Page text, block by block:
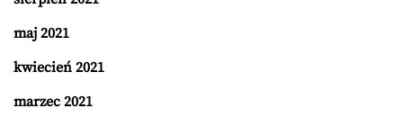
maj 2021
kwiecień 2021
marzec 2021